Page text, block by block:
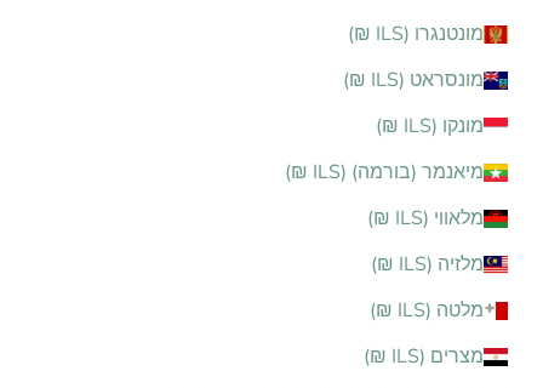
מונטנגרו (ILS ₪)
מונסראט (ILS ₪)
מונקו (ILS ₪)
מיאנמר (בורמה) (ILS ₪)
מלאווי (ILS ₪)
מלזיה (ILS ₪)
מלטה (ILS ₪)
מצרים (ILS ₪)